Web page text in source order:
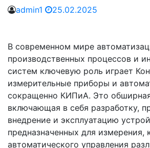
admin1 25.02.2025
В современном мире
производственных процессов и
систем ключевую роль играет
измерительные приборы и
сокращенно КИПиА. Это
включающая в себя разработку,
внедрение и эксплуатацию
предназначенных для измерения,
автоматического управления